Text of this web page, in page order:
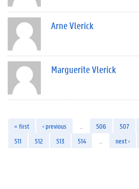
Arne Vlerick
Marguerite Vlerick
« first ‹ previous 506 507
511
512 513 514 next ›